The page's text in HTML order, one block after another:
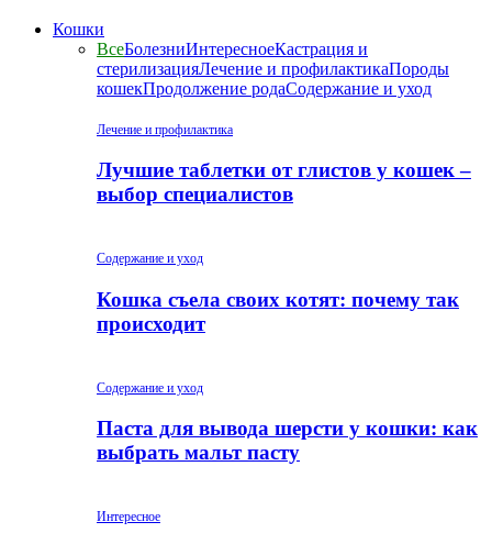
Кошки
ВсеБолезниИнтересноеКастрация и
стерилизацияЛечение и профилактикаПороды
кошекПродолжение родаСодержание и уход
Лечение и профилактика
Лучшие таблетки от глистов у кошек –
выбор специалистов
Содержание и уход
Кошка съела своих котят: почему так
происходит
Содержание и уход
Паста для вывода шерсти у кошки: как
выбрать мальт пасту
Интересное